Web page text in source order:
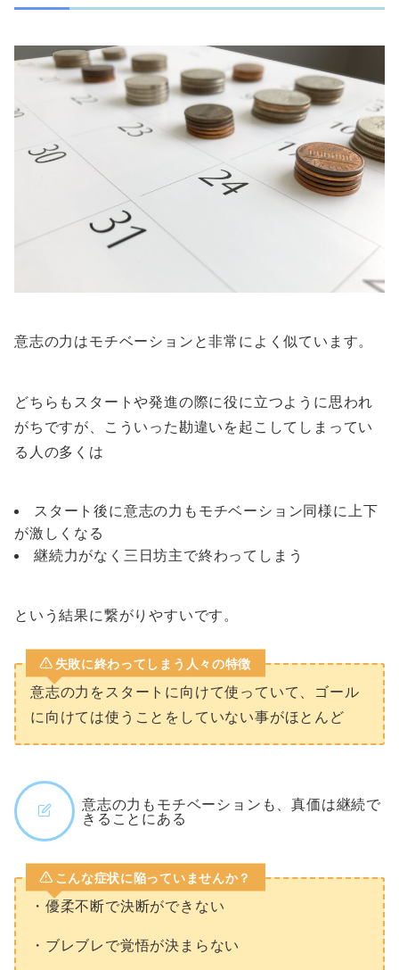
意志の力はモチベーションと非常によく似ています。
どちらもスタートや発進の際に役に立つように思われ
がちですが、こういった勘違いを起こしてしまってい
る人の多くは
スタート後に意志の力もモチベーション同様に上下
が激しくなる
継続力がなく三日坊主で終わってしまう
という結果に繋がりやすいです。
失敗に終わってしまう人々の特徴
意志の力をスタートに向けて使っていて、ゴール
に向けては使うことをしていない事がほとんど
意志の力もモチベーションも、真価は継続で
きることにある
こんな症状に陥っていませんか？
・優柔不断で決断ができない
・ブレブレで覚悟が決まらない